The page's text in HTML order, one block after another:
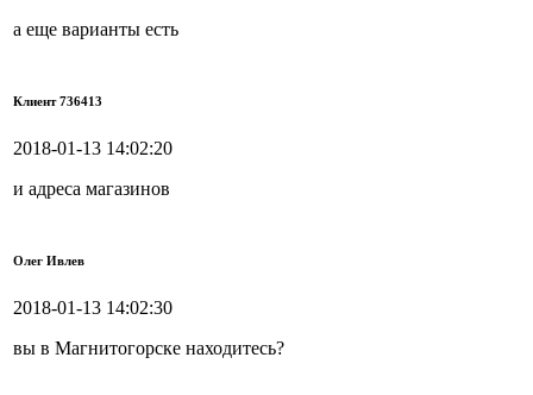
а еще варианты есть
Клиент 736413
2018-01-13 14:02:20
и адреса магазинов
Олег Ивлев
2018-01-13 14:02:30
вы в Магнитогорске находитесь?